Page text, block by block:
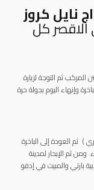
نايل كروز
إلى الاقصر كل
ثم التوجة لزيارة
وإنهاء اليوم بجولة حرة
) ثم العودة إلى الباخرة
ومن ثم الإبحار لمدينة
بارتي والمبيت في إدفو